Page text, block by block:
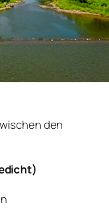
den